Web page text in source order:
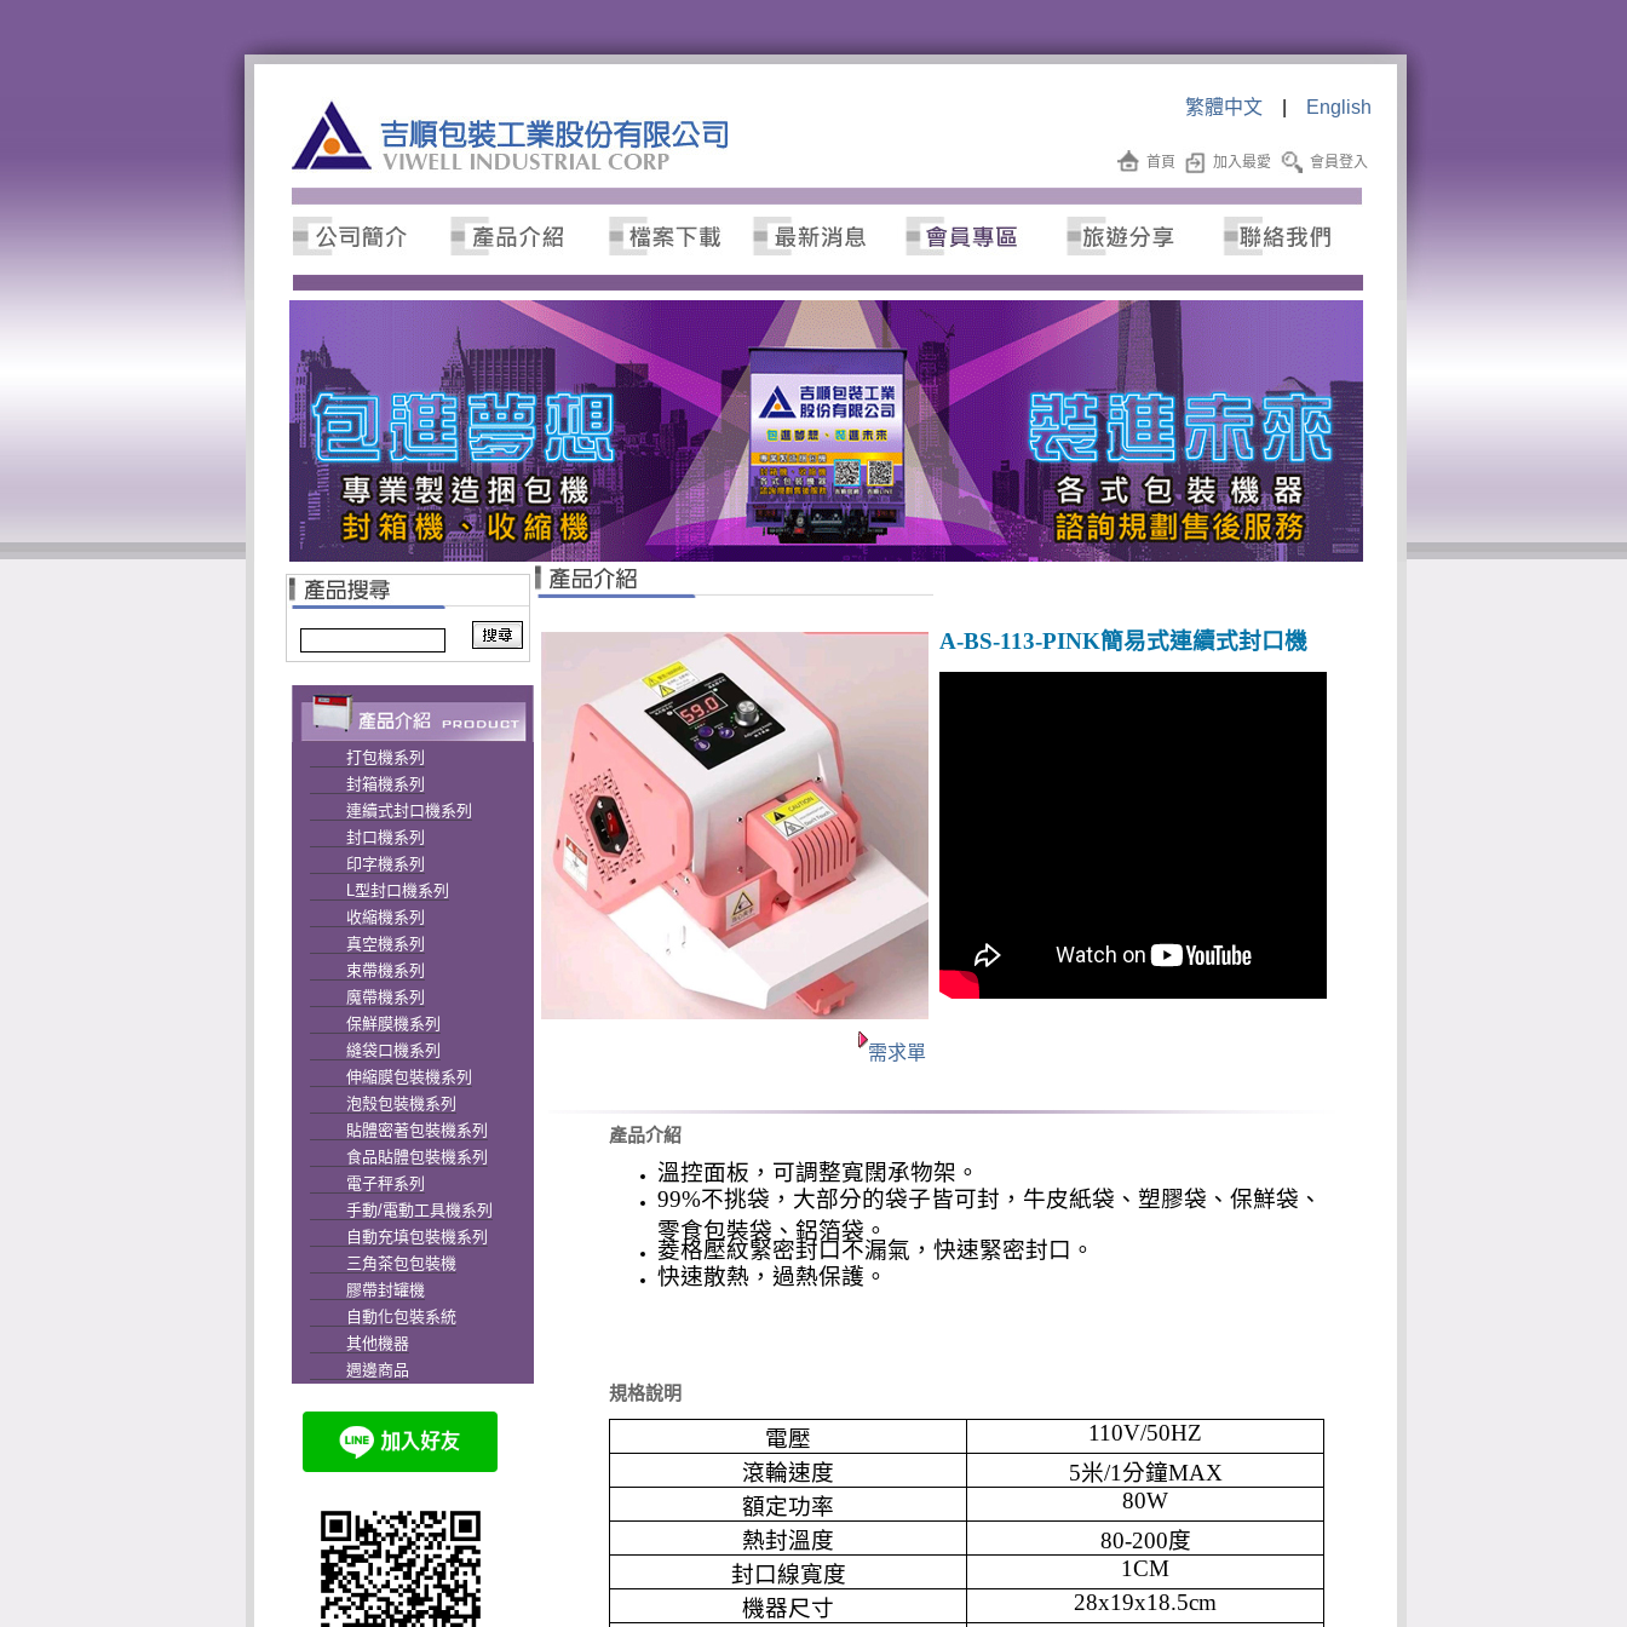
繁體中文| English
首頁 加入最愛 會員登入
打包機系列
封箱機系列
連續式封口機系列
封口機系列
印字機系列
L型封口機系列
收縮機系列
真空機系列
束帶機系列
魔帶機系列
保鮮膜機系列
縫袋口機系列
伸縮膜包裝機系列
泡殼包裝機系列
貼體密著包裝機系列
食品貼體包裝機系列
電子秤系列
手動/電動工具機系列
自動充填包裝機系列
三角茶包包裝機
膠帶封罐機
自動化包裝系統
其他機器
週邊商品
需求單
A-BS-113-PINK簡易式連續式封口機
產品介紹
溫控面板，可調整寬闊承物架。
99%不挑袋，大部分的袋子皆可封，牛皮紙袋、塑膠袋、保鮮袋、
零食包裝袋、鋁箔袋。
菱格壓紋緊密封口不漏氣，快速緊密封口。
快速散熱，過熱保護。
規格說明
電壓
110V/50HZ
滾輪速度
5米/1分鐘MAX
額定功率
80W
熱封溫度
80-200度
封口線寬度
1CM
機器尺寸
28x19x18.5cm